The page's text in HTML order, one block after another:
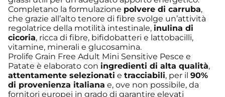
Completano la formulazione polvere di carruba,
che grazie all’alto tenore di fibre svolge un’attività
regolatrice della motilità intestinale, inulina di
cicoria, ricca di fibre, bifidobatteri e lattobacilli,
vitamine, minerali e glucosamina.
Prolife Grain Free Adult Mini Sensitive Pesce e
Patate è elaborato con ingredienti di alta qualità,
attentamente selezionati e tracciabili, per il 90%
di provenienza italiana e, ove non possibile, da
fornitori europei in grado di garantire elevati